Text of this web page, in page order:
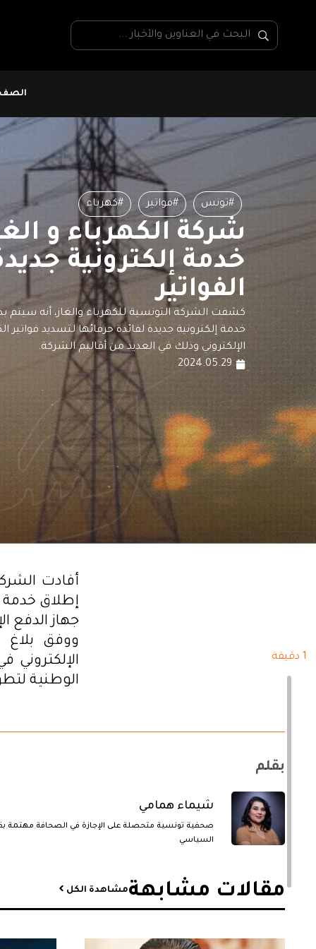
#تونس #فواتير #كهرباء
شركة الكهرباء و
خدمة إلكترونية
الفواتير
خدمة إلكترونية جديدة لفائدة حرفائها لتسديد فواتير
الإلكتروني وذلك في العديد من أقاليم الشركة.
2024.05.29
1 دقيقة
إطلاق خدمة
جهاز الدفع
ووفق بلاغ
الإلكتروني
الوطنية
بقلم
شيماء همامي
صحفية تونسية متحصلة على الإجازة في الصحافة مهتمة
السياسي
مقالات مشابهة​مشاهدة الكل